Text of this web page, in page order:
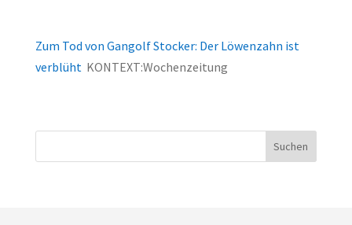
Zum Tod von Gangolf Stocker: Der Löwenzahn ist
verblüht KONTEXT:Wochenzeitung
Suchen